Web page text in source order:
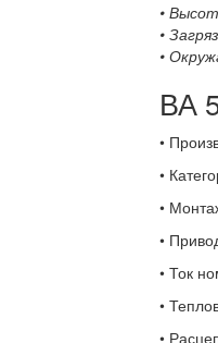
•
•
•
ВА
•
•
•
•
• Ток
•
•